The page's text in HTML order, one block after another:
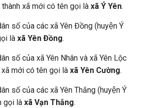
thành xã mới có tên gọi là xã Ý Yên.
số của các xã Yên Đồng (huyện Ý
là xã Yên Đồng.
số của xã Yên Nhân và xã Yên Lộc
xã mới có tên gọi là xã Yên Cường.
số của các xã Yên Thắng (huyện Ý
gọi là xã Vạn Thắng.